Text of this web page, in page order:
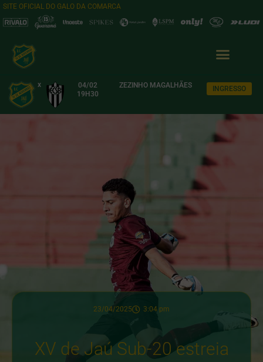
SITE OFICIAL DO GALO DA COMARCA
x
04/02
19H30
ZEZINHO MAGALHÃES INGRESSO
23/04/2025 3:04 pm
XV de Jaú Sub-20 estreia